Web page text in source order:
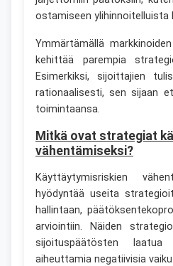
ostamiseen ylihinnoitelluista
Ymmärtämällä
kehittää parempia
Esimerkiksi, sijoittajien
rationaalisesti, sen sijaan
toimintaansa.
Mitkä ovat strategiat
vähentämiseksi?
Käyttäytymisriskien
hyödyntää useita
hallintaan,
arviointiin. Näiden
sijoituspäätösten
aiheuttamia negatiivisia